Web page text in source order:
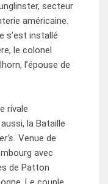
secteur
américaine.
s’est installé
le colonel
l’épouse de
rivale
la Bataille
Venue de
avec
de Patton